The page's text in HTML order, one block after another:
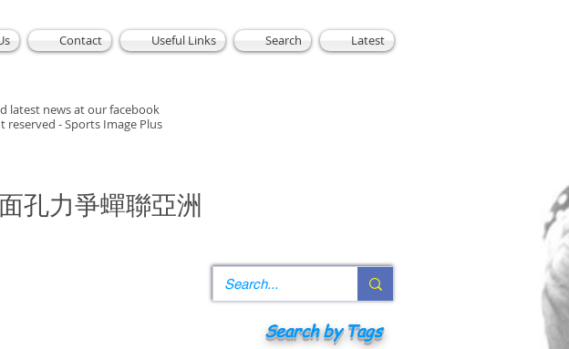
Contact Useful Links Search Latest
latest news at our facebook
reserved - Sports Image Plus
Search by Tags
孔力爭蟬聯亞洲